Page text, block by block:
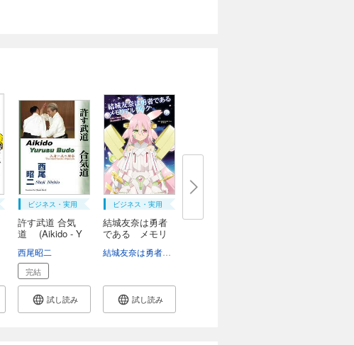
ビジネス・実用
許す武道 合気
道 (Aikido - Y
西尾昭二
完結
試し読み
ビジネス・実用
結城友奈は勇者
である メモリ
試し読み